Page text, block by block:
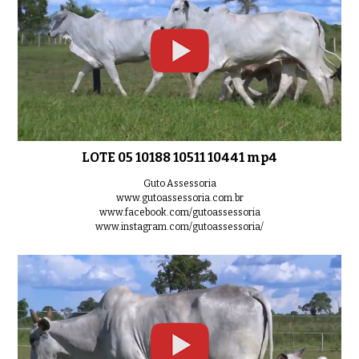
0:34 LOTE 18 9496 REAQ3 mp4
0:31 LOTE 19 4647 mp4
0:32 LOTE 20 3255 3892 9738 mp4
0:32 LOTE 20 3255 3892 9738 mp4
LOTE 05 10188 10511 10441 mp4
Guto Assessoria
www.gutoassessoria.com.br
www.facebook.com/gutoassessoria
www.instagram.com/gutoassessoria/